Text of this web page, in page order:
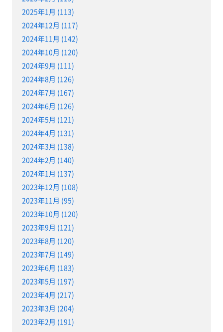
2025年1月 (113)
2024年12月 (117)
2024年11月 (142)
2024年10月 (120)
2024年9月 (111)
2024年8月 (126)
2024年7月 (167)
2024年6月 (126)
2024年5月 (121)
2024年4月 (131)
2024年3月 (138)
2024年2月 (140)
2024年1月 (137)
2023年12月 (108)
2023年11月 (95)
2023年10月 (120)
2023年9月 (121)
2023年8月 (120)
2023年7月 (149)
2023年6月 (183)
2023年5月 (197)
2023年4月 (217)
2023年3月 (204)
2023年2月 (191)